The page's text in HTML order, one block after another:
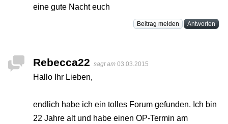
eine gute Nacht euch
Beitrag melden Antworten
Rebecca22 sagt am 03.03.2015
Hallo Ihr Lieben,
endlich habe ich ein tolles Forum gefunden. Ich bin
22 Jahre alt und habe einen OP-Termin am